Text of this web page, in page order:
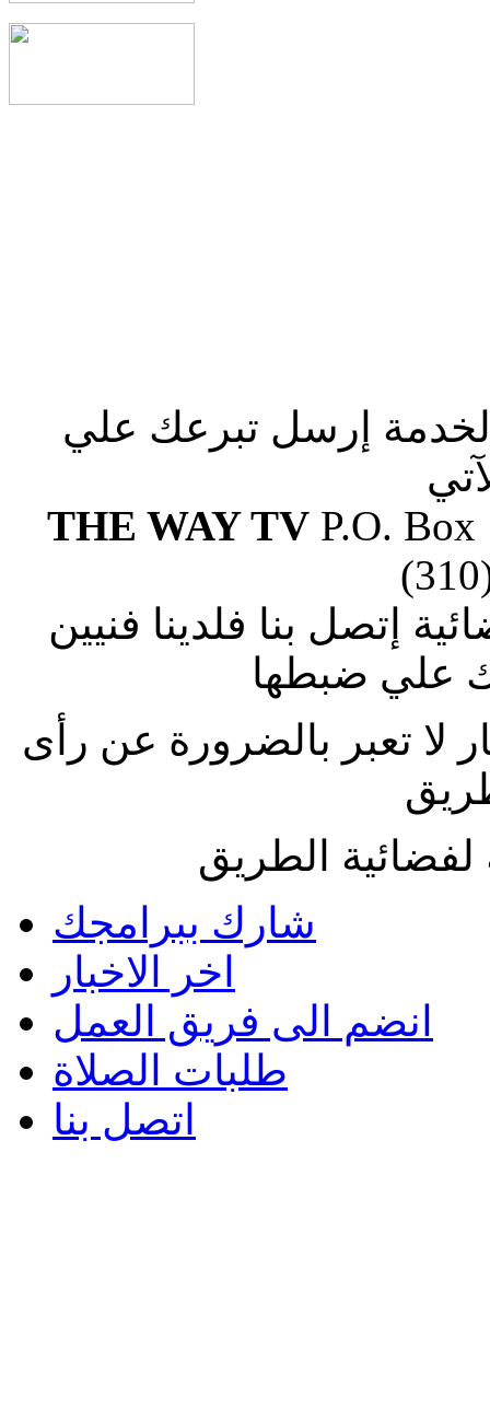
إرسل تبرعك علي
THE WAY TVP.O. Box
إتصل بنا فلدينا فنيين
علي ضبطها
لا تعبر بالضرورة عن رأى
الطريق
شارك ببرامجك
اخر الاخبار
انضم الى فريق العمل
طلبات الصلاة
اتصل بنا